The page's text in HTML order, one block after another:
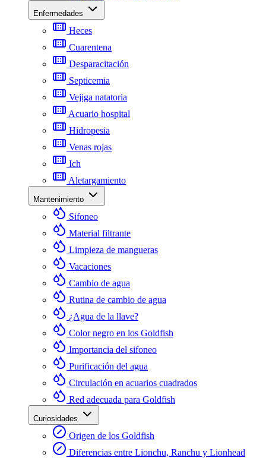
Enfermedades
Heces
Cuarentena
Desparacitación
Septicemia
Vejiga natatoria
Acuario hospital
Hidropesia
Venas rojas
Ich
Aletargamiento
Mantenimiento
Sifoneo
Material filtrante
Limpieza de mangueras
Vacaciones
Cambio de agua
Rutina de cambio de agua
¿Agua de la llave?
Color negro en los Goldfish
Importancia del sifoneo
Purificación del agua
Circulación en acuarios cuadrados
Red adecuada para Goldfish
Curiosidades
Origen de los Goldfish
Diferencias entre Lionchu, Ranchu y Lionhead